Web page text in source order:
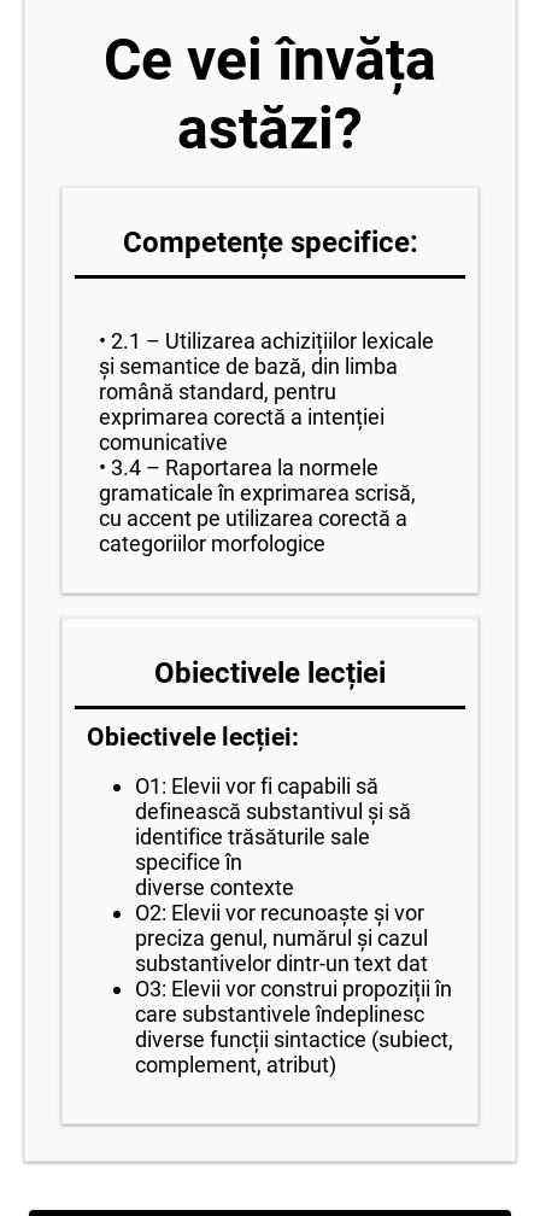
Ce vei învăța
astăzi?
Competențe specifice:
• 2.1 – Utilizarea achizițiilor lexicale
şi semantice de bază, din limba
română standard, pentru
exprimarea corectă a intenției
comunicative
• 3.4 – Raportarea la normele
gramaticale în exprimarea scrisă,
cu accent pe utilizarea corectă a
categoriilor morfologice
Obiectivele lecției
Obiectivele lecției:
O1: Elevii vor fi capabili să
definească substantivul şi să
identifice trăsăturile sale
specifice în
diverse contexte
O2: Elevii vor recunoaşte şi vor
preciza genul, numărul şi cazul
substantivelor dintr-un text dat
O3: Elevii vor construi propoziții în
care substantivele îndeplinesc
diverse funcții sintactice (subiect,
complement, atribut)